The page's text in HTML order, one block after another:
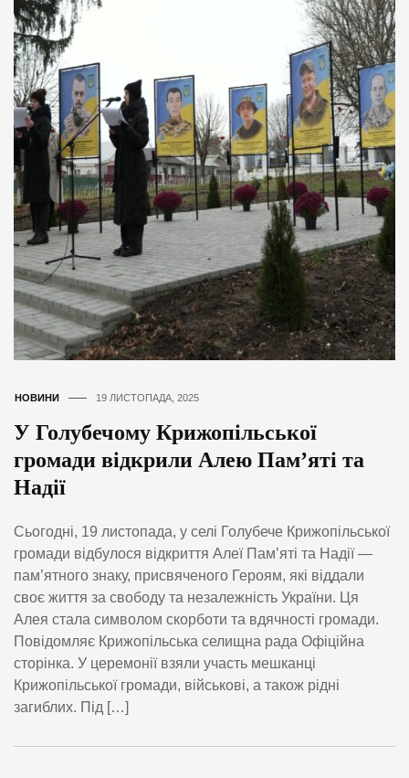
НОВИНИ 19 ЛИСТОПАДА, 2025
У Голубечому Крижопільської
громади відкрили Алею Пам’яті та
Надії
Сьогодні, 19 листопада, у селі Голубече Крижопільської
громади відбулося відкриття Алеї Пам’яті та Надії —
пам’ятного знаку, присвяченого Героям, які віддали
своє життя за свободу та незалежність України. Ця
Алея стала символом скорботи та вдячності громади.
Повідомляє Крижопільська селищна рада Офіційна
сторінка. У церемонії взяли участь мешканці
Крижопільської громади, військові, а також рідні
загиблих. Під […]